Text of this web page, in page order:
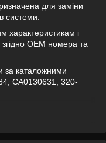
для заміни
системи.
характеристикам і
згідно OEM номера та
за каталожними
CA0130631, 320-